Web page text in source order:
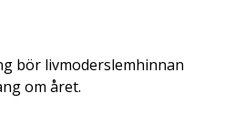
bör livmoderslemhinnan
om året.